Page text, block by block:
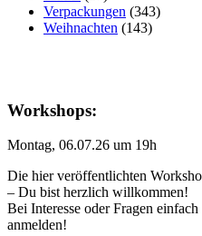
Verpackungen (343)
Weihnachten (143)
Workshops:
Montag, 06.07.26 um 19h
Die hier veröffentlichten
– Du bist herzlich willkommen!
Bei Interesse oder Fragen
anmelden!